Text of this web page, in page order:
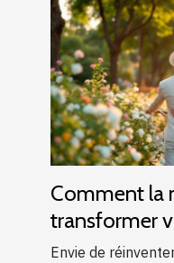
Comment la
transformer
romantiques
Envie de